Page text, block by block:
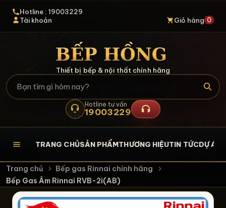
Hotline : 19003229
Tài khoản
Giỏ hàng 0
Thiết bị bếp & nội thất chính hãng
Hotline tư vấn
19003229
TRANG CHỦSẢN PHẨMTHƯƠNG HIỆUTIN TỨCDỰ ÁN
Trang chủ
Bếp gas Rinnai chính hãng
Bếp Gas Âm Rinnai RVB-2i(AB)